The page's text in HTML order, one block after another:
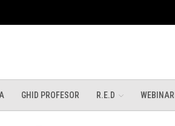
GHID PROFESOR R.E.D